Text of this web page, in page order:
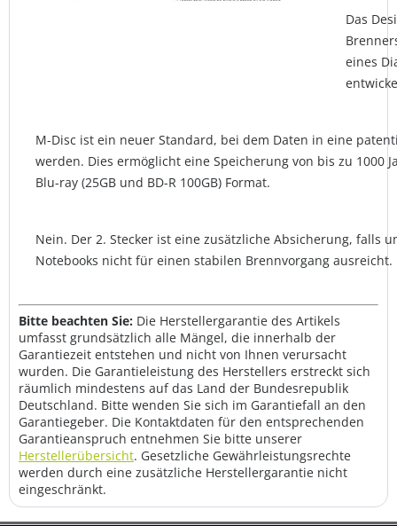
Das
eines
M-Disc ist ein neuer Standard, bei dem Daten in eine
werden. Dies ermöglicht eine Speicherung von bis zu 1000
Blu-ray (25GB und BD-R 100GB) Format.
Nein. Der 2. Stecker ist eine zusätzliche Absicherung, falls
Notebooks nicht für einen stabilen Brennvorgang ausreicht.
Bitte beachten Sie: Die Herstellergarantie des Artikels
umfasst grundsätzlich alle Mängel, die innerhalb der
Garantiezeit entstehen und nicht von Ihnen verursacht
wurden. Die Garantieleistung des Herstellers erstreckt sich
räumlich mindestens auf das Land der Bundesrepublik
Deutschland. Bitte wenden Sie sich im Garantiefall an den
Garantiegeber. Die Kontaktdaten für den entsprechenden
Garantieanspruch entnehmen Sie bitte unserer
Herstellerübersicht. Gesetzliche Gewährleistungsrechte
werden durch eine zusätzliche Herstellergarantie nicht
eingeschränkt.